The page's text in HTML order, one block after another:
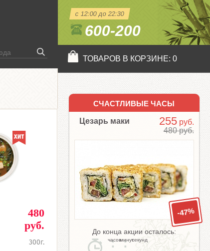
с 12:00 до 22:30
600-200
ТОВАРОВ В КОРЗИНЕ: 0
СЧАСТЛИВЫЕ ЧАСЫ
255руб.
480 руб.
Цезарь маки
-47%
До конца акции осталось:
: :
480
руб.
300г.